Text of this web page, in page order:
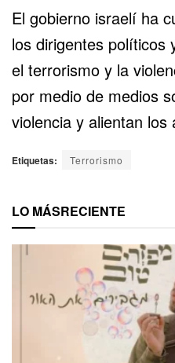
El gobierno israelí ha
los dirigentes políticos
el terrorismo y la
por medio de medios
violencia y alientan los
Etiquetas: Terrorismo
LO MÁSRECIENTE